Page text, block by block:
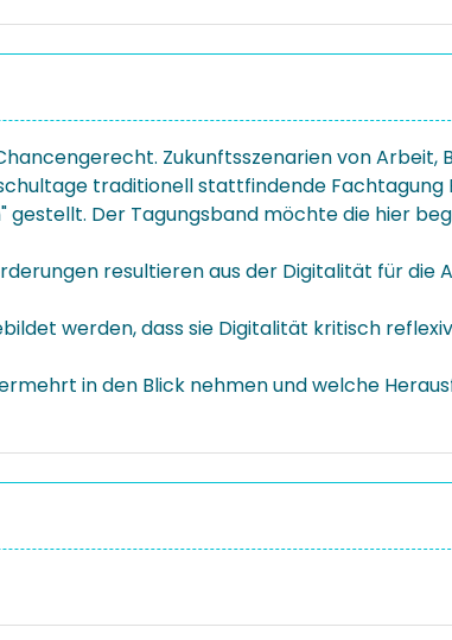
Zukunftsszenarien von Arbeit,
traditionell stattfindende Fachtagung
Der Tagungsband möchte die hier
resultieren aus der Digitalität für die
werden, dass sie Digitalität kritisch
in den Blick nehmen und welche